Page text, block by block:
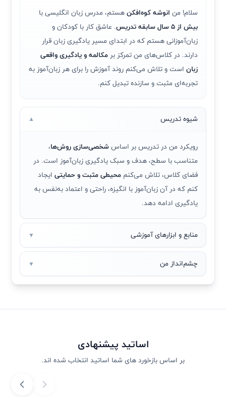
سلام! من انوشه کوه‌افکنهستم، مدرس زبان انگلیسی با
بیش از ۵ سال سابقه تدریس
. عاشق کار با کودکان و
زبان‌آموزانی هستم که در ابتدای مسیر یادگیری زبان قرار
دارند. در کلاس‌های من تمرکز برمکالمه و یادگیری واقعی
زبان است و تلاش می‌کنم روند آموزش را برای هر زبان‌آموز به
تجربه‌ای مثبت و سازنده تبدیل کنم.
شیوه تدریس ▼
رویکرد من در تدریس بر اساسشخصی‌سازی روش‌ها،
متناسب با سطح، هدف و سبک یادگیری زبان‌آموز است. در
فضای کلاس، تلاش می‌کنممحیطی مثبت و حمایتی ایجاد
کنم که در آن زبان‌آموز با انگیزه، راحتی و اعتماد به‌نفس به
یادگیری ادامه دهد.
منابع و ابزارهای آموزشی ▼
چشم‌انداز من ▼
اساتید پیشنهادی
بر اساس بازخورد های شما اساتید انتخاب شده اند.